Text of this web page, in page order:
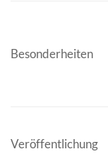
Besonderheiten
Veröffentlichung